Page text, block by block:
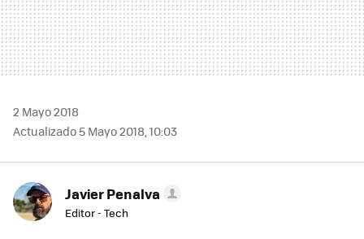
2 Mayo 2018
Actualizado 5 Mayo 2018, 10:03
Javier Penalva
Editor - Tech